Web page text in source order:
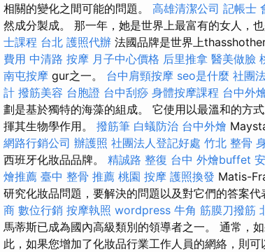
相關的變化之間可能的問題。 高雄清潔公司 記帳士
然成分製成。 那一年，她是世界上最富有的女人，
士課程 台北 護照代辦 法國品牌是世界上
費用 中清路 按摩 月子中心價格 后里推拿 醫美做臉
南屯按摩 gur之一。 台中肩頸按摩 seo是什麼 社團
計 撥筋美容 台胞證 台中刮痧 身體按摩課程 台中外
劃是基於獨特的海藻的組成。 它使用以最溫和的方
揮其生物學作用。 撥筋筆 白蟻防治 台中外燴
網路行銷公司 辦護照 社團法人登記好處 竹北 整骨
西班牙化妝品品牌。 精誠路 整復 台中 外燴buffet
燴推薦 臺中 整骨 推薦 桃園 按摩 護照換發 Matis-
研究化妝品問題，要解決的問題以及對它們的答案
商 數位行銷 按摩執照 wordpress 牛角 筋膜刀撥筋
馬蒂斯已成為國內高級類別的領導者之一。 通常，
此，如果您增加了化妝品行業工作人員的網絡，則